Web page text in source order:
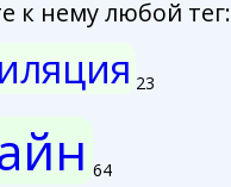
к нему любой тег:
23
64